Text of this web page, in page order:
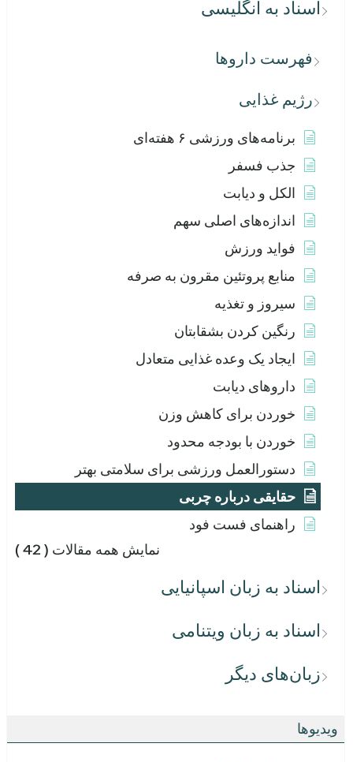
اسناد به انگلیسی
فهرست داروها
رژیم غذایی
برنامه‌های ورزشی ۶ هفته‌ای
جذب فسفر
الکل و دیابت
اندازه‌های اصلی سهم
فواید ورزش
منابع پروتئین مقرون به صرفه
سیروز و تغذیه
رنگین کردن بشقابتان
ایجاد یک وعده غذایی متعادل
داروهای دیابت
خوردن برای کاهش وزن
خوردن با بودجه محدود
دستورالعمل ورزشی برای سلامتی بهتر
حقایقی درباره چربی
راهنمای فست فود
نمایش همه مقالات ( 42 )
اسناد به زبان اسپانیایی
اسناد به زبان ویتنامی
زبان‌های دیگر
ویدیوها